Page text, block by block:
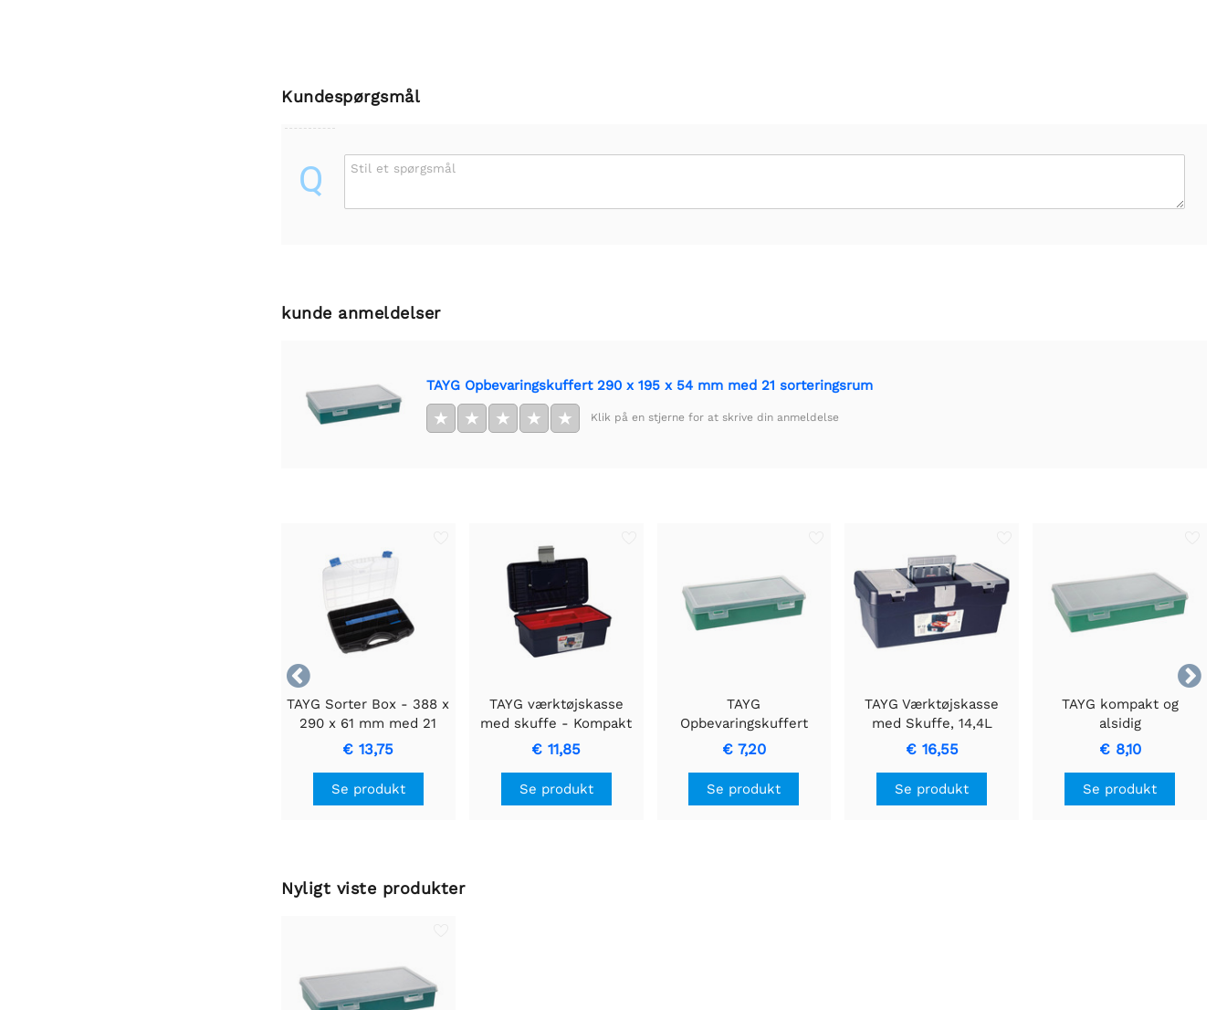
Kundespørgsmål
Q Stil et spørgsmål
kunde anmeldelser
TAYG Opbevaringskuffert 290 x 195 x 54 mm med 21 sorteringsrum
★ ★ ★ ★ ★ Klik på en stjerne for at skrive din anmeldelse


TAYG Sorter Box - 388 x
290 x 61 mm med 21
aftagelige rum
€ 13,75
Se produkt
TAYG værktøjskasse
med skuffe - Kompakt
og holdbar
opbevaringsløsning
€ 11,85
Se produkt
TAYG
Opbevaringskuffert
Kompakt
Opbevaringsløsning
€ 7,20
Se produkt
TAYG Værktøjskasse
med Skuffe, 14,4L
Kapacitet, 400x217x166
mm
€ 16,55
Se produkt
TAYG kompakt og
alsidig
opbevaringskasse
€ 8,10
Se produkt
Nyligt viste produkter